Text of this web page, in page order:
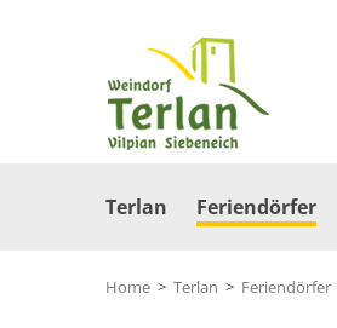
Terlan Feriendörfer
Home > Terlan > Feriendörfer